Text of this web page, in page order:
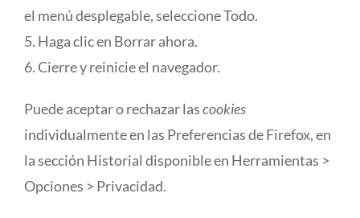
el menú desplegable, seleccione Todo.
5. Haga clic en Borrar ahora.
6. Cierre y reinicie el navegador.
Puede aceptar o rechazar lascookies
individualmente en las Preferencias de Firefox, en
la sección Historial disponible en Herramientas >
Opciones > Privacidad.